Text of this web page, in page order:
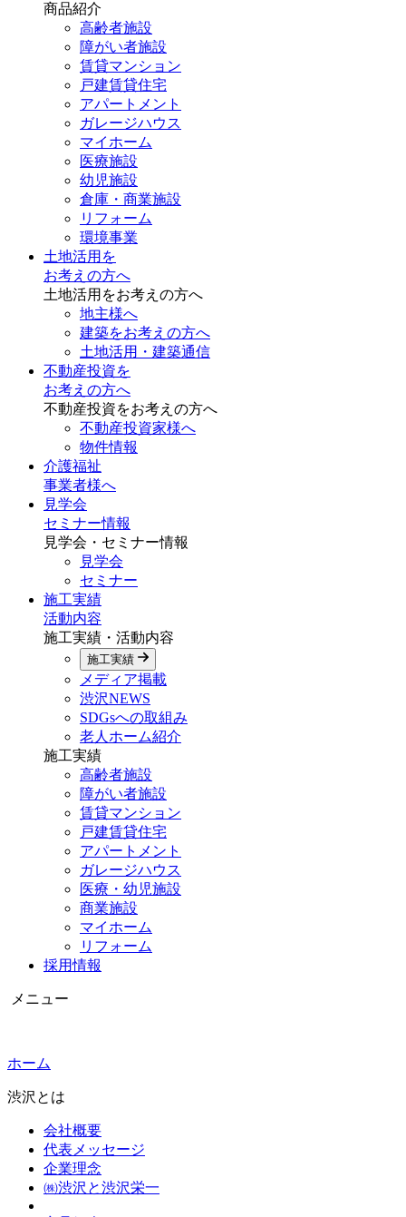
商品紹介
高齢者施設
障がい者施設
賃貸マンション
戸建賃貸住宅
アパートメント
ガレージハウス
マイホーム
医療施設
幼児施設
倉庫・商業施設
リフォーム
環境事業
土地活用を
お考えの方へ
土地活用をお考えの方へ
地主様へ
建築をお考えの方へ
土地活用・建築通信
不動産投資を
お考えの方へ
不動産投資をお考えの方へ
不動産投資家様へ
物件情報
介護福祉
事業者様へ
見学会
セミナー情報
見学会・セミナー情報
見学会
セミナー
施工実績
活動内容
施工実績・活動内容
施工実績
メディア掲載
渋沢NEWS
SDGsへの取組み
老人ホーム紹介
施工実績
高齢者施設
障がい者施設
賃貸マンション
戸建賃貸住宅
アパートメント
ガレージハウス
医療・幼児施設
商業施設
マイホーム
リフォーム
採用情報
メニュー
ホーム
渋沢とは
会社概要
代表メッセージ
企業理念
㈱渋沢と渋沢栄一